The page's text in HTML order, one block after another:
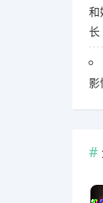
和
长
影